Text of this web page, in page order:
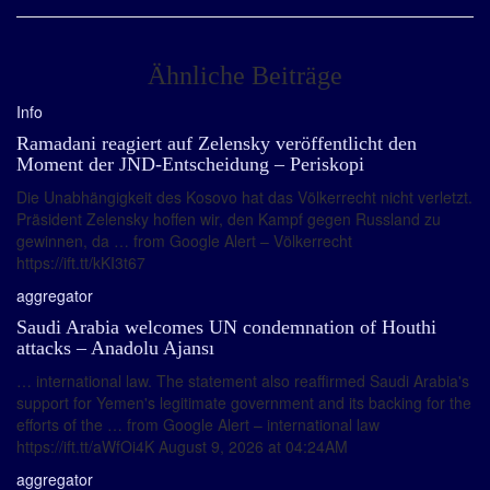
Ähnliche Beiträge
Info
Ramadani reagiert auf Zelensky veröffentlicht den
Moment der JND-Entscheidung – Periskopi
Die Unabhängigkeit des Kosovo hat das Völkerrecht nicht verletzt.
Präsident Zelensky hoffen wir, den Kampf gegen Russland zu
gewinnen, da … from Google Alert – Völkerrecht
https://ift.tt/kKI3t67
aggregator
Saudi Arabia welcomes UN condemnation of Houthi
attacks – Anadolu Ajansı
… international law. The statement also reaffirmed Saudi Arabia's
support for Yemen's legitimate government and its backing for the
efforts of the … from Google Alert – international law
https://ift.tt/aWfOi4K August 9, 2026 at 04:24AM
aggregator